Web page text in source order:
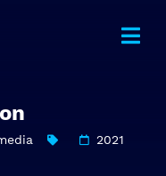
2021